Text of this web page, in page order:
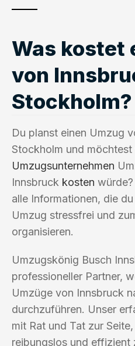
Was kostet
von
Stockholm?
Du planst einen Umzug
Stockholm und
Umzugsunternehmen
Innsbruck kosten
alle Informationen, die
Umzug stressfrei und
organisieren.
Umzugskönig Busch
professioneller Partner,
Umzüge von Innsbruck
durchzuführen. Unser
mit Rat und Tat zur
reibungslos und effizient